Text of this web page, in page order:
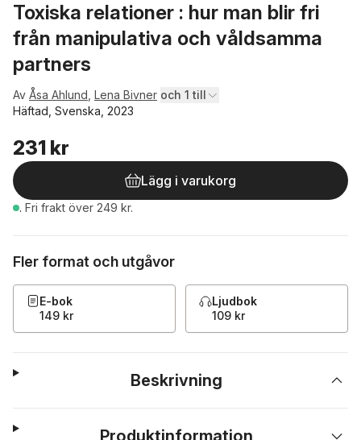
Toxiska relationer : hur man blir fri
från manipulativa och våldsamma
partners
Av Åsa Ahlund Lena Bivner och 1 till
Häftad, Svenska, 2023
231 kr
Lägg i varukorg
. Fri frakt över 249 kr.
Fler format och utgåvor
E-bok
149 kr
Ljudbok
109 kr
Beskrivning
Produktinformation